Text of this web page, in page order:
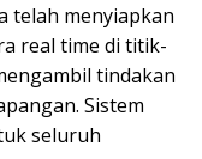
telah menyiapkan
real time di titik-
tindakan
Sistem
seluruh